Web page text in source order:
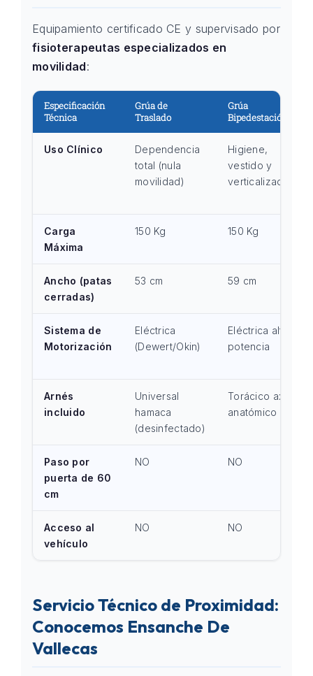
Equipamiento certificado CE y supervisado por
fisioterapeutas especializados en
movilidad:
Especificación
Técnica
Grúa de
Traslado
Grúa
Bipedestación
Uso Clínico
Dependencia
total (nula
movilidad)
Higiene,
vestido y
verticalización
Carga
Máxima
150 Kg 150 Kg
Ancho (patas
cerradas)
53 cm 59 cm
Sistema de
Motorización
Eléctrica
(Dewert/Okin)
Eléctrica alta
potencia
Arnés
incluido
Universal
hamaca
(desinfectado)
Torácico axial
anatómico
Paso por
puerta de 60
cm
NO NO
Acceso al
vehículo
NO NO
Servicio Técnico de Proximidad:
Conocemos Ensanche De
Vallecas